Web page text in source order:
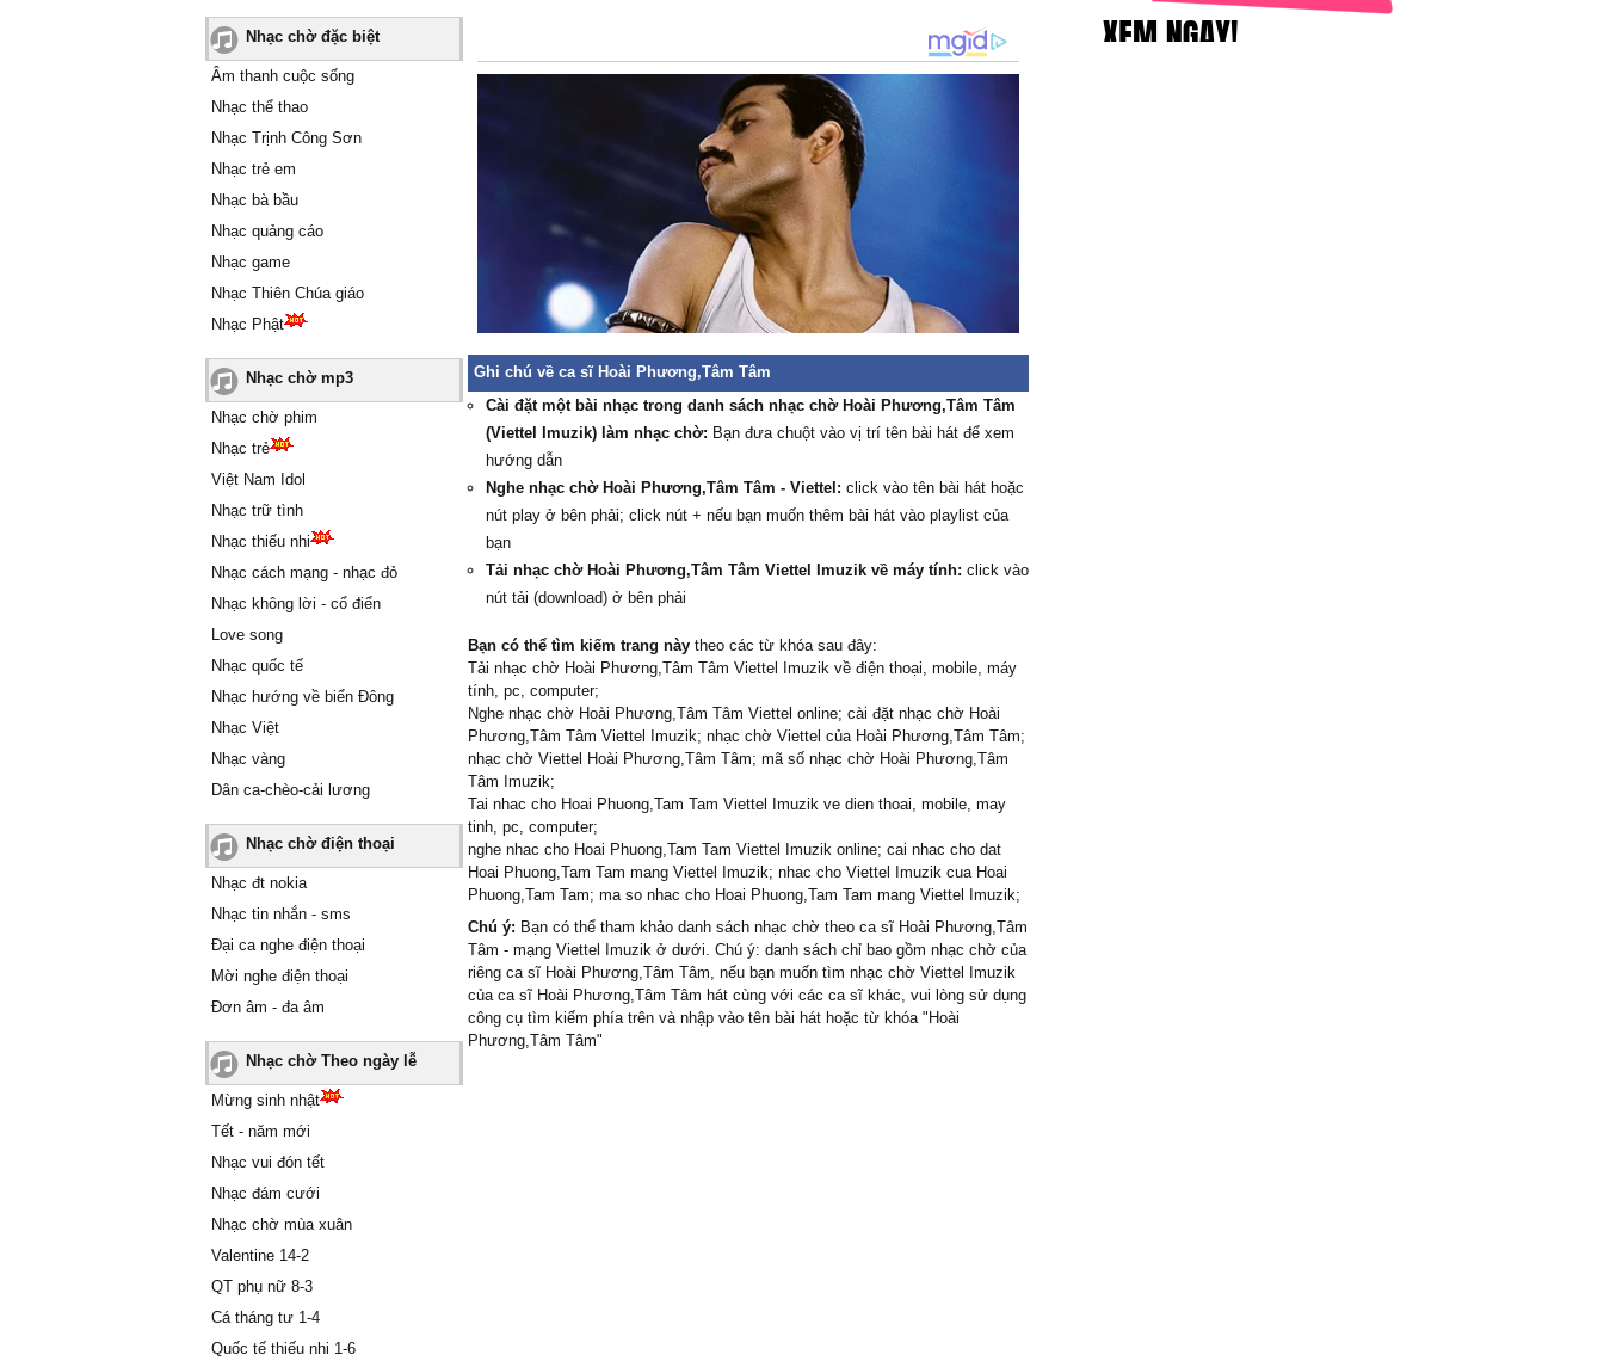
Nhạc chờ đặc biệt
Âm thanh cuộc sống
Nhạc thể thao
Nhạc Trịnh Công Sơn
Nhạc trẻ em
Nhạc bà bầu
Nhạc quảng cáo
Nhạc game
Nhạc Thiên Chúa giáo
Nhạc Phật
Nhạc chờ mp3
Nhạc chờ phim
Nhạc trẻ
Việt Nam Idol
Nhạc trữ tình
Nhạc thiếu nhi
Nhạc cách mạng - nhạc đỏ
Nhạc không lời - cổ điển
Love song
Nhạc quốc tế
Nhạc hướng về biển Đông
Nhạc Việt
Nhạc vàng
Dân ca-chèo-cải lương
Nhạc chờ điện thoại
Nhạc đt nokia
Nhạc tin nhắn - sms
Đại ca nghe điện thoại
Mời nghe điện thoại
Đơn âm - đa âm
Nhạc chờ Theo ngày lễ
Mừng sinh nhật
Tết - năm mới
Nhạc vui đón tết
Nhạc đám cưới
Nhạc chờ mùa xuân
Valentine 14-2
QT phụ nữ 8-3
Cá tháng tư 1-4
Quốc tế thiếu nhi 1-6
Ghi chú về ca sĩ Hoài Phương,Tâm Tâm
Cài đặt một bài nhạc trong danh sách nhạc chờ Hoài Phương,Tâm Tâm
(Viettel Imuzik) làm nhạc chờ: Bạn đưa chuột vào vị trí tên bài hát để xem
hướng dẫn
Nghe nhạc chờ Hoài Phương,Tâm Tâm - Viettel: click vào tên bài hát hoặc
nút play ở bên phải; click nút + nếu bạn muốn thêm bài hát vào playlist của
bạn
Tải nhạc chờ Hoài Phương,Tâm Tâm Viettel Imuzik về máy tính: click vào
nút tải (download) ở bên phải
Bạn có thể tìm kiếm trang này theo các từ khóa sau đây:
Tải nhạc chờ Hoài Phương,Tâm Tâm Viettel Imuzik về điện thoại, mobile, máy
tính, pc, computer;
Nghe nhạc chờ Hoài Phương,Tâm Tâm Viettel online; cài đặt nhạc chờ Hoài
Phương,Tâm Tâm Viettel Imuzik; nhạc chờ Viettel của Hoài Phương,Tâm Tâm;
nhạc chờ Viettel Hoài Phương,Tâm Tâm; mã số nhạc chờ Hoài Phương,Tâm
Tâm Imuzik;
Tai nhac cho Hoai Phuong,Tam Tam Viettel Imuzik ve dien thoai, mobile, may
tinh, pc, computer;
nghe nhac cho Hoai Phuong,Tam Tam Viettel Imuzik online; cai nhac cho dat
Hoai Phuong,Tam Tam mang Viettel Imuzik; nhac cho Viettel Imuzik cua Hoai
Phuong,Tam Tam; ma so nhac cho Hoai Phuong,Tam Tam mang Viettel Imuzik;
Chú ý: Bạn có thể tham khảo danh sách nhạc chờ theo ca sĩ Hoài Phương,Tâm
Tâm - mạng Viettel Imuzik ở dưới. Chú ý: danh sách chỉ bao gồm nhạc chờ của
riêng ca sĩ Hoài Phương,Tâm Tâm, nếu bạn muốn tìm nhạc chờ Viettel Imuzik
của ca sĩ Hoài Phương,Tâm Tâm hát cùng với các ca sĩ khác, vui lòng sử dụng
công cụ tìm kiếm phía trên và nhập vào tên bài hát hoặc từ khóa "Hoài
Phương,Tâm Tâm"